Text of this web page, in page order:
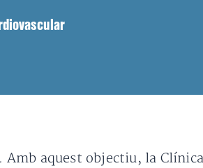
aquest objectiu, la